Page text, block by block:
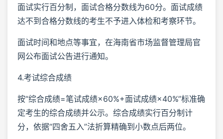
面试实行百分制，面试合格分数线为60分。面试成绩
达不到合格分数线的考生不予进入体检和考察环节。
面试时间和地点等事宜，在海南省市场监督管理局官
网公布面试公告进行通知。
4.考试综合成绩
按“综合成绩=笔试成绩×60%+面试成绩×40%”标准确
定考生的综合成绩并公示。综合成绩实行百分制计
分，依据“四舍五入”法折算精确到小数点后两位。